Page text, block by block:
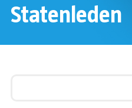
Statenleden